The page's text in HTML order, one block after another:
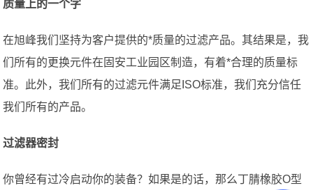
质量上的一个字
在旭峰我们坚持为客户提供的*质量的过滤产品。其结果是，我
们所有的更换元件在固安工业园区制造，有着*合理的质量标
准。此外，我们所有的过滤元件满足ISO标准，我们充分信任
我们所有的产品。
过滤器密封
你曾经有过冷启动你的装备？如果是的话，那么丁腈橡胶O型